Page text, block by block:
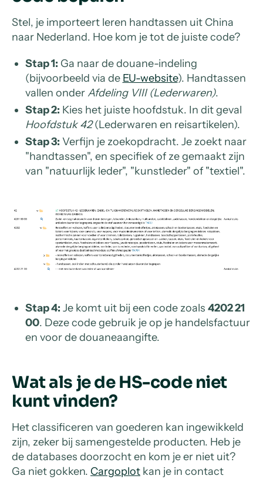
Stel, je importeert leren handtassen uit China
naar Nederland. Hoe kom je tot de juiste code?
Stap 1: Ga naar de douane-indeling
(bijvoorbeeld via de EU-website). Handtassen
vallen onder Afdeling VIII (Lederwaren).
Stap 2: Kies het juiste hoofdstuk. In dit geval
Hoofdstuk 42(Lederwaren en reisartikelen).
Stap 3: Verfijn je zoekopdracht. Je zoekt naar
"handtassen", en specifiek of ze gemaakt zijn
van "natuurlijk leder", "kunstleder" of "textiel".
Stap 4: Je komt uit bij een code zoals 4202 21
00. Deze code gebruik je op je handelsfactuur
en voor de douaneaangifte.
Wat als je de HS-code niet
kunt vinden?
Het classificeren van goederen kan ingewikkeld
zijn, zeker bij samengestelde producten. Heb je
de databases doorzocht en kom je er niet uit?
Ga niet gokken. Cargoplot kan je in contact